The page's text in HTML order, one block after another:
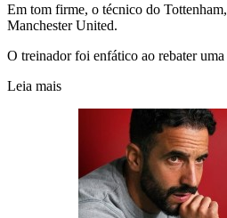
Em tom firme, o técnico do Tottenham,
ManchesterUnited.
O treinadorfoi enfático ao rebateruma
Leia mais